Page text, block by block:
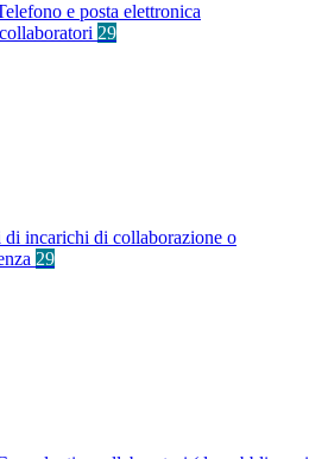
e posta elettronica
29
di incarichi di collaborazione o
29